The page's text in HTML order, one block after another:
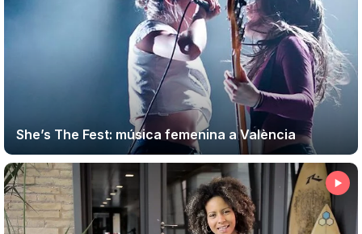
She’s The Fest: música femenina a València